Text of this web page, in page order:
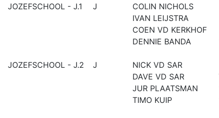
JOZEFSCHOOL - J.1
J COLIN NICHOLS
IVAN LEIJSTRA
COEN VD KERKHOF
DENNIE BANDA
JOZEFSCHOOL - J.2 J NICK VD SAR
DAVE VD SAR
JUR PLAATSMAN
TIMO KUIP